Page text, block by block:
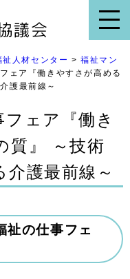
祉人材センター >福祉マン
ェア『働きやすさが高める
護最前線～
ェア『働き
質』 ～技術
護最前線～
祉の仕事フェ